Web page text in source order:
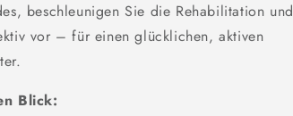
beschleunigen Sie die Rehabilitation und
vor – für einen glücklichen, aktiven
Blick: